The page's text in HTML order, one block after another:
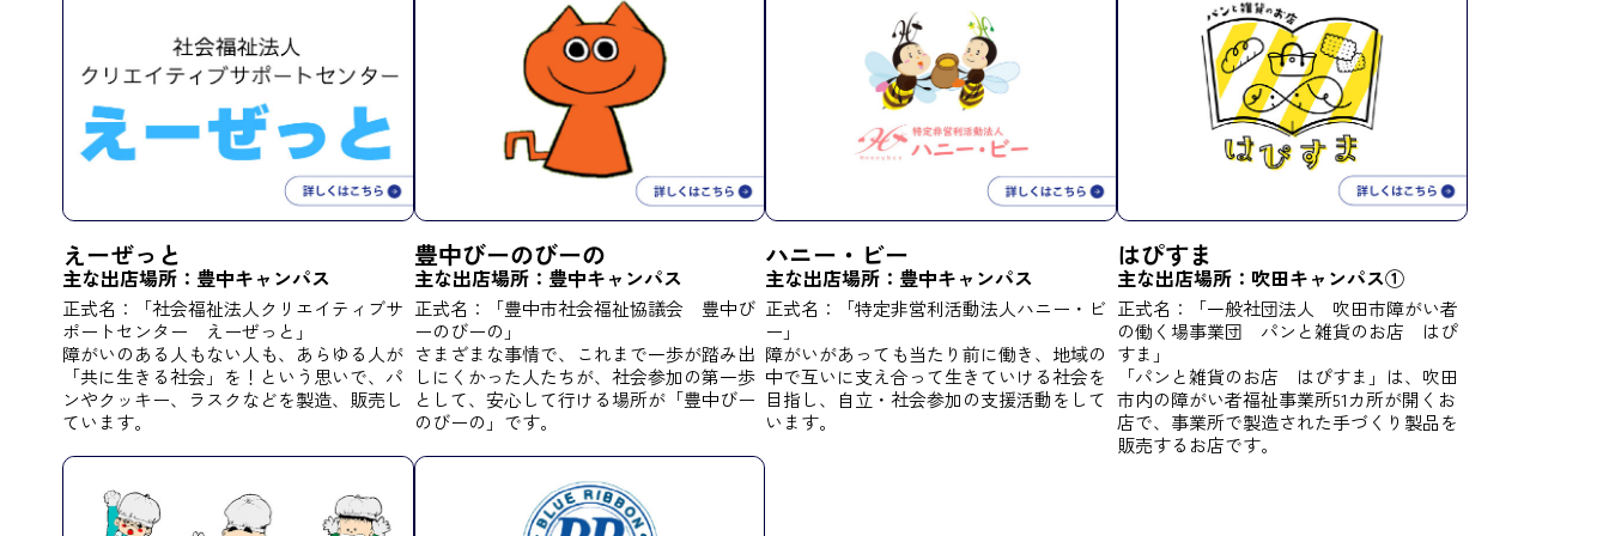
えーぜっと
主な出店場所： 豊中キャンパス
正式名：「社会福祉法人クリエイティブサ
ポートセンター えーぜっと」
障がいのある人もない人も、あらゆる人が
「共に生きる社会」を！という思いで、パ
ンやクッキー、ラスクなどを製造、販売し
ています。
豊中びーのびーの
主な出店場所： 豊中キャンパス
正式名：「豊中市社会福祉協議会 豊中び
ーのびーの」
さまざまな事情で、これまで一歩が踏み出
しにくかった人たちが、社会参加の第一歩
として、安心して行ける場所が「豊中びー
のびーの」です。
ハニー・ビー
主な出店場所： 豊中キャンパス
正式名：「特定非営利活動法人ハニー・ビ
ー」
障がいがあっても当たり前に働き、地域の
中で互いに支え合って生きていける社会を
目指し、自立・社会参加の支援活動をして
います。
はぴすま
主な出店場所： 吹田キャンパス①
正式名：「一般社団法人 吹田市障がい者
の働く場事業団 パンと雑貨のお店 はぴ
すま」
「パンと雑貨のお店 はぴすま」は、吹田
市内の障がい者福祉事業所51カ所が開くお
店で、事業所で製造された手づくり製品を
販売するお店です。